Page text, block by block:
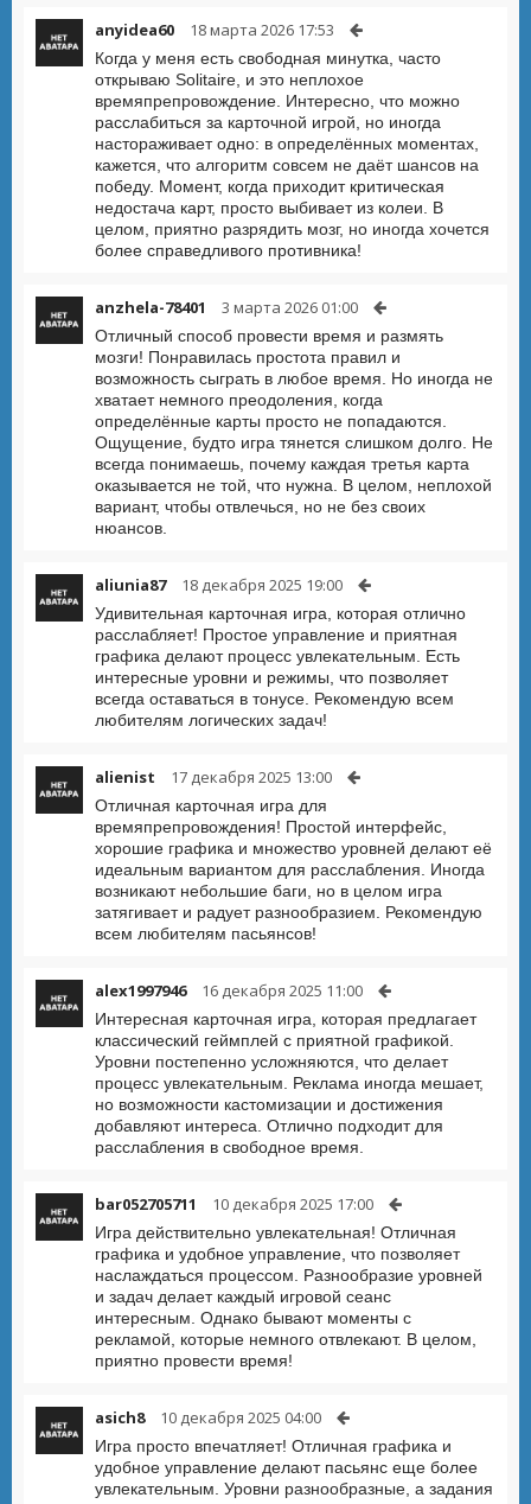
anyidea60 18 марта 2026 17:53
Когда у меня есть свободная минутка, часто
открываю Solitaire, и это неплохое
времяпрепровождение. Интересно, что можно
расслабиться за карточной игрой, но иногда
настораживает одно: в определённых моментах,
кажется, что алгоритм совсем не даёт шансов на
победу. Момент, когда приходит критическая
недостача карт, просто выбивает из колеи. В
целом, приятно разрядить мозг, но иногда хочется
более справедливого противника!
anzhela-78401 3 марта 2026 01:00
Отличный способ провести время и размять
мозги! Понравилась простота правил и
возможность сыграть в любое время. Но иногда не
хватает немного преодоления, когда
определённые карты просто не попадаются.
Ощущение, будто игра тянется слишком долго. Не
всегда понимаешь, почему каждая третья карта
оказывается не той, что нужна. В целом, неплохой
вариант, чтобы отвлечься, но не без своих
нюансов.
aliunia87 18 декабря 2025 19:00
Удивительная карточная игра, которая отлично
расслабляет! Простое управление и приятная
графика делают процесс увлекательным. Есть
интересные уровни и режимы, что позволяет
всегда оставаться в тонусе. Рекомендую всем
любителям логических задач!
alienist 17 декабря 2025 13:00
Отличная карточная игра для
времяпрепровождения! Простой интерфейс,
хорошие графика и множество уровней делают её
идеальным вариантом для расслабления. Иногда
возникают небольшие баги, но в целом игра
затягивает и радует разнообразием. Рекомендую
всем любителям пасьянсов!
alex1997946 16 декабря 2025 11:00
Интересная карточная игра, которая предлагает
классический геймплей с приятной графикой.
Уровни постепенно усложняются, что делает
процесс увлекательным. Реклама иногда мешает,
но возможности кастомизации и достижения
добавляют интереса. Отлично подходит для
расслабления в свободное время.
bar052705711 10 декабря 2025 17:00
Игра действительно увлекательная! Отличная
графика и удобное управление, что позволяет
наслаждаться процессом. Разнообразие уровней
и задач делает каждый игровой сеанс
интересным. Однако бывают моменты с
рекламой, которые немного отвлекают. В целом,
приятно провести время!
asich8 10 декабря 2025 04:00
Игра просто впечатляет! Отличная графика и
удобное управление делают пасьянс еще более
увлекательным. Уровни разнообразные, а задания